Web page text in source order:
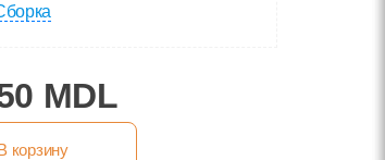
MDL
корзину